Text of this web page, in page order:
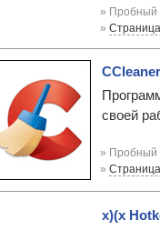
» Пробный
»
своей
» Пробный
»
x)(x